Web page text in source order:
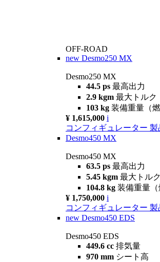
OFF-ROAD
new Desmo250 MX
Desmo250 MX
44.5 ps 最高出力
2.9 kgm 最大トルク
103 kg 装備重量（
¥ 1,615,000 i
コンフィギュレーター 製
Desmo450 MX
Desmo450 MX
63.5 ps 最高出力
5.45 kgm 最大トルク
104.8 kg 装備重量（
¥ 1,750,000 i
コンフィギュレーター 製
new Desmo450 EDS
Desmo450 EDS
449.6 cc 排気量
970 mm シート高